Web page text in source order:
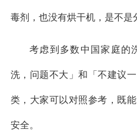
毒剂，也没有烘干机，是不是
考虑到多数中国家庭的
洗，问题不大」和「不建议
类，大家可以对照参考，既
安全。